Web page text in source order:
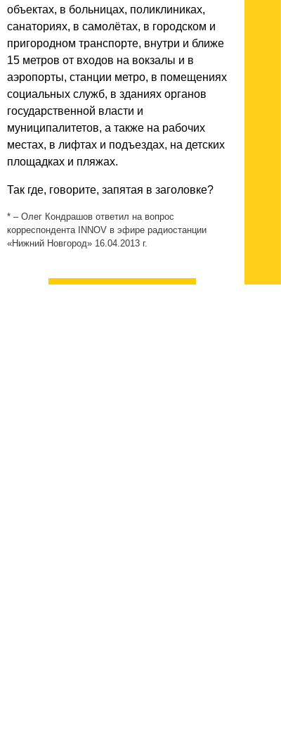
объектах, в больницах, поликлиниках,
санаториях, в самолётах, в городском и
пригородном транспорте, внутри и ближе
15 метров от входов на вокзалы и в
аэропорты, станции метро, в помещениях
социальных служб, в зданиях органов
государственной власти и
муниципалитетов, а также на рабочих
местах, в лифтах и подъездах, на детских
площадках и пляжах.
Так где, говорите, запятая в заголовке?
* – Олег Кондрашов ответил на вопрос
корреспондента INNOV в эфире радиостанции
«Нижний Новгород» 16.04.2013 г.